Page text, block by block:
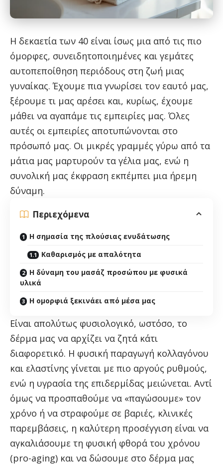
Η δεκαετία των 40 είναι ίσως μια από τις πιο
όμορφες, συνειδητοποιημένες και γεμάτες
αυτοπεποίθηση περιόδους στη ζωή μιας
γυναίκας. Έχουμε πια γνωρίσει τον εαυτό μας,
ξέρουμε τι μας αρέσει και, κυρίως, έχουμε
μάθει να αγαπάμε τις εμπειρίες μας. Όλες
αυτές οι εμπειρίες αποτυπώνονται στο
πρόσωπό μας. Οι μικρές γραμμές γύρω από τα
μάτια μας μαρτυρούν τα γέλια μας, ενώ η
συνολική μας έκφραση εκπέμπει μια ήρεμη
δύναμη.
Περιεχόμενα
Η σημασία της πλούσιας ενυδάτωσης
Καθαρισμός με απαλότητα
Η δύναμη του μασάζ προσώπου με φυσικά
υλικά
Η ομορφιά ξεκινάει από μέσα μας
Είναι απολύτως φυσιολογικό, ωστόσο, το
δέρμα μας να αρχίζει να ζητά κάτι
διαφορετικό. Η φυσική παραγωγή κολλαγόνου
και ελαστίνης γίνεται με πιο αργούς ρυθμούς,
ενώ η υγρασία της επιδερμίδας μειώνεται. Αντί
όμως να προσπαθούμε να «παγώσουμε» τον
χρόνο ή να στραφούμε σε βαριές, κλινικές
παρεμβάσεις, η καλύτερη προσέγγιση είναι να
αγκαλιάσουμε τη φυσική φθορά του χρόνου
(pro-aging) και να δώσουμε στο δέρμα μας